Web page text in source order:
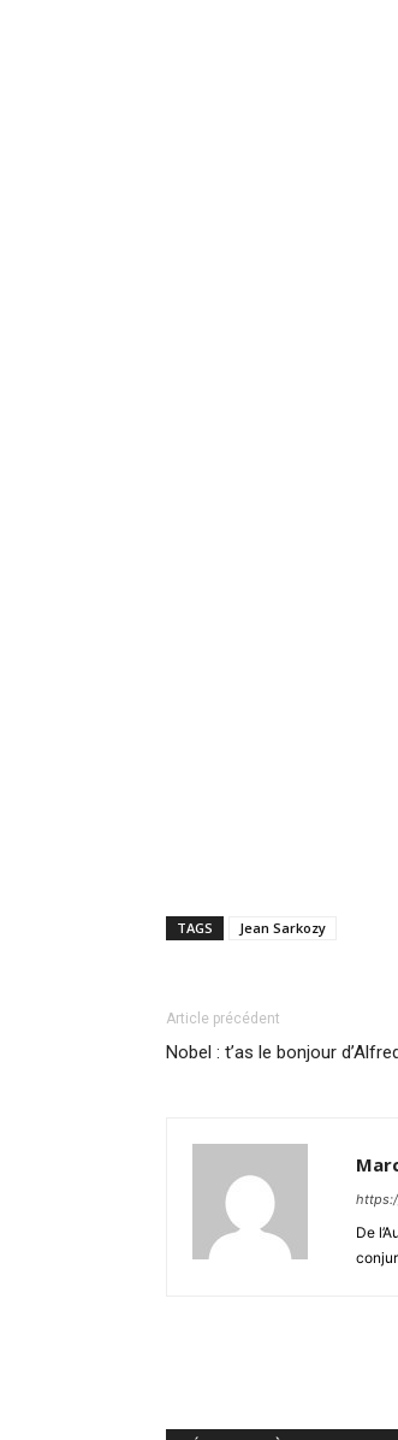
TAGS Jean Sarkozy
Article précédent
Nobel : t’as le bonjour
De